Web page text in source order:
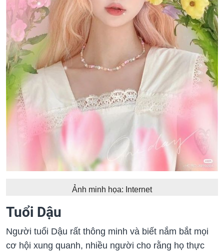
Ảnh minh họa: Internet
Tuổi Dậu
Người tuổi Dậu rất thông minh và biết nắm bắt mọi
cơ hội xung quanh, nhiều người cho rằng họ thực